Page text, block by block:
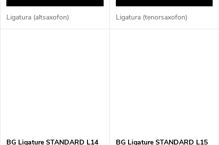
Ligatura (altsaxofon) Ligatura (tenorsaxofon)
BG Ligature STANDARD L14 BG Ligature STANDARD L15